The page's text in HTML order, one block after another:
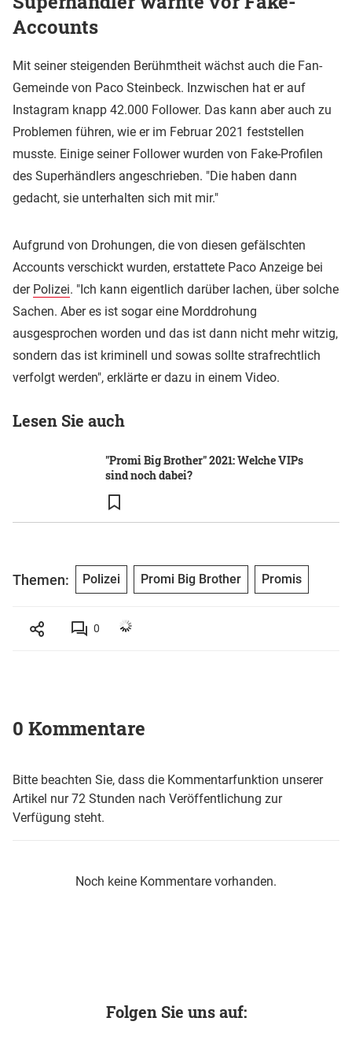
Accounts
Mit seiner steigenden Berühmtheit wächst auch die Fan-
Gemeinde von Paco Steinbeck. Inzwischen hat er auf
Instagram knapp 42.000 Follower. Das kann aber auch zu
Problemen führen, wie er im Februar 2021 feststellen
musste. Einige seiner Follower wurden von Fake-Profilen
des Superhändlers angeschrieben. "Die haben dann
gedacht, sie unterhalten sich mit mir."
Aufgrund von Drohungen, die von diesen gefälschten
Accounts verschickt wurden, erstattete Paco Anzeige bei
der Polizei. "Ich kann eigentlich darüber lachen, über solche
Sachen. Aber es ist sogar eine Morddrohung
ausgesprochen worden und das ist dann nicht mehr witzig,
sondern das ist kriminell und sowas sollte strafrechtlich
verfolgt werden", erklärte er dazu in einem Video.
Lesen Sie auch
"Promi Big Brother" 2021: Welche VIPs
sind noch dabei?
Themen: Polizei Promi Big Brother Promis
0
0 Kommentare
Bitte beachten Sie, dass die Kommentarfunktion unserer
Artikel nur 72 Stunden nach Veröffentlichung zur
Verfügung steht.
Noch keine Kommentare vorhanden.
Folgen Sie uns auf: